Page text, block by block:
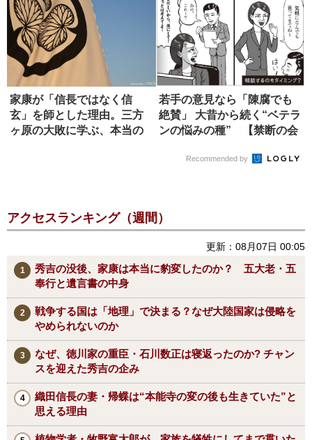
家康が「信長ではなく信
玄」を師とした理由。三方
ヶ原の大敗に学ぶ、本当の
若手の意見なら「陳腐でも
絶賛」 大昔から続く“ベテラ
ンの悩みの種” 【禁断の会
Recommended by
アクセスランキング（週間）
更新：08月07日 00:05
秀吉の没後、家康は本当に豹変したのか？ 五大老・五
奉行と遺言書の中身
戦争する国は「地理」で決まる？なぜ大陸国家は侵略を
やめられないのか
なぜ、徳川家の重臣・石川数正は寝返ったのか? チャン
スを迎えた秀吉の企み
織田信長の妻・帰蝶は“本能寺の変の後も生きていた”と
思える理由